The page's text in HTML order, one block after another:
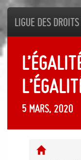
Ligue des droits
5 mars, 2020